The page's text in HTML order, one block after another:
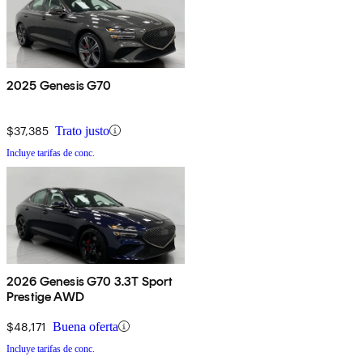
2025 Genesis G70
$37,385 Trato justo
Incluye tarifas de conc.
2026 Genesis G70 3.3T Sport
Prestige AWD
$48,171 Buena oferta
Incluye tarifas de conc.